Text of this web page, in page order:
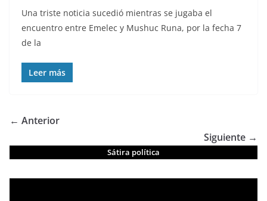
Una triste noticia sucedió mientras se jugaba el
encuentro entre Emelec y Mushuc Runa, por la fecha 7
de la
Leer más
← Anterior
Siguiente →
Sátira política